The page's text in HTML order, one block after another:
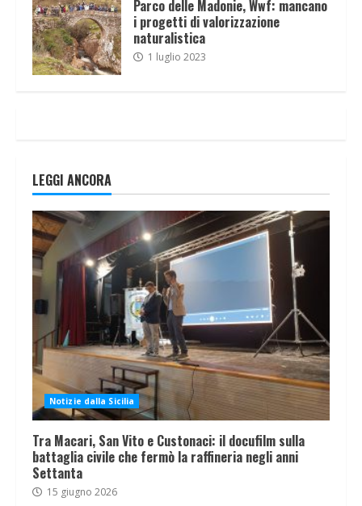
Parco delle Madonie, Wwf: mancano
i progetti di valorizzazione
naturalistica
1 luglio 2023
LEGGI ANCORA
Notizie dalla Sicilia
Tra Macari, San Vito e Custonaci: il docufilm sulla
battaglia civile che fermò la raffineria negli anni
Settanta
15 giugno 2026